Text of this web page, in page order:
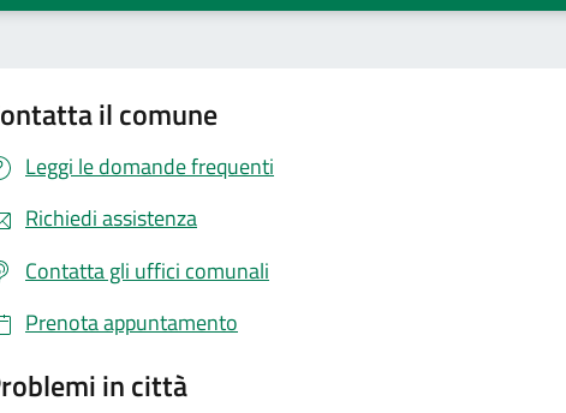
il comune
Leggi le domande frequenti
Richiedi assistenza
Contatta gli uffici comunali
Prenota appuntamento
in città